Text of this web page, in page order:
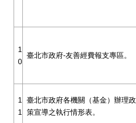
1
0
臺北市政府-友善經費報支專區。
1
1
臺北市政府各機關（基金）辦理政
策宣導之執行情形表。